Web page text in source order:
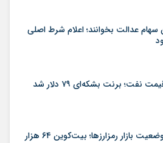
سهام عدالت بخوانند؛ اعلام شرط اصلی
نفت؛ برنت بشکه‌ای ۷۹ دلار شد
آخرین وضعیت بازار رمزارزها؛ بیت‌کوین ۶۴ هزار